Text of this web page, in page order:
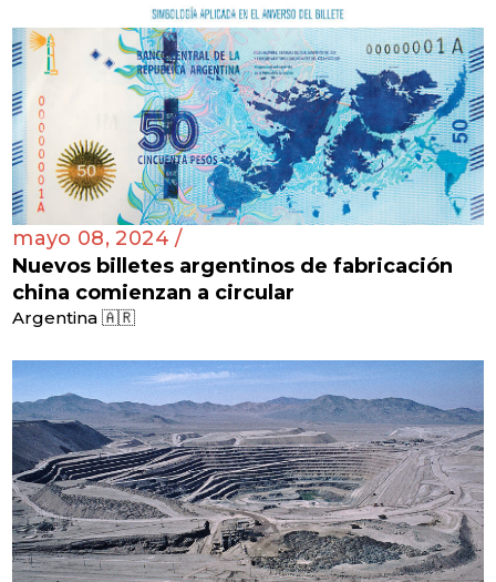
mayo 08, 2024 /
Nuevos billetes argentinos de fabricación
china comienzan a circular
Argentina 🇦🇷